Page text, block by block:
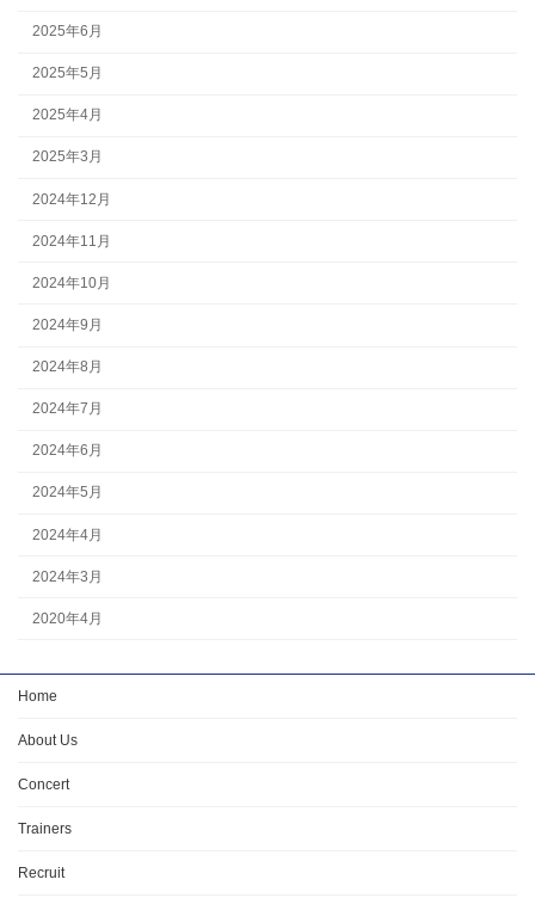
2025年6月
2025年5月
2025年4月
2025年3月
2024年12月
2024年11月
2024年10月
2024年9月
2024年8月
2024年7月
2024年6月
2024年5月
2024年4月
2024年3月
2020年4月
Home
About Us
Concert
Trainers
Recruit